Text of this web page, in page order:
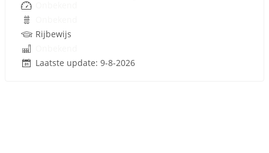
Rijbewijs
Laatste update: 9-8-2026